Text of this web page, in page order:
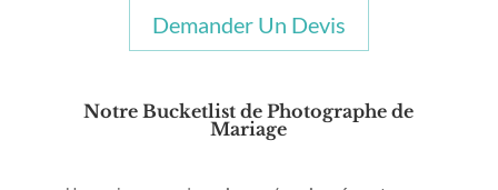
Demander Un Devis
Notre Bucketlist de Photographe de
Mariage